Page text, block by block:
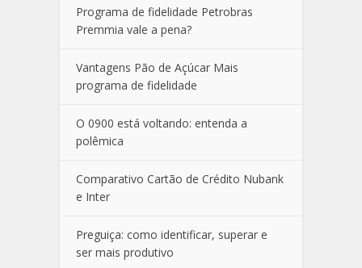
Programa de fidelidade Petrobras
Premmia vale a pena?
Vantagens Pão de Açúcar Mais
programa de fidelidade
O 0900 está voltando: entenda a
polêmica
Comparativo Cartão de Crédito Nubank
e Inter
Preguiça: como identificar, superar e
ser mais produtivo